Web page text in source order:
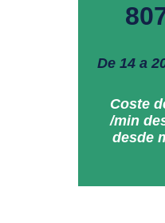
De 14 a
Coste
/min
desde